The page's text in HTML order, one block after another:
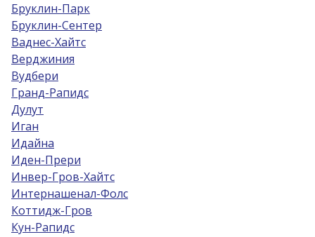
Бруклин-Парк
Бруклин-Сентер
Ваднес-Хайтс
Верджиния
Вудбери
Гранд-Рапидс
Дулут
Иган
Идайна
Иден-Прери
Инвер-Гров-Хайтс
Интернашенал-Фолс
Коттидж-Гров
Кун-Рапидс